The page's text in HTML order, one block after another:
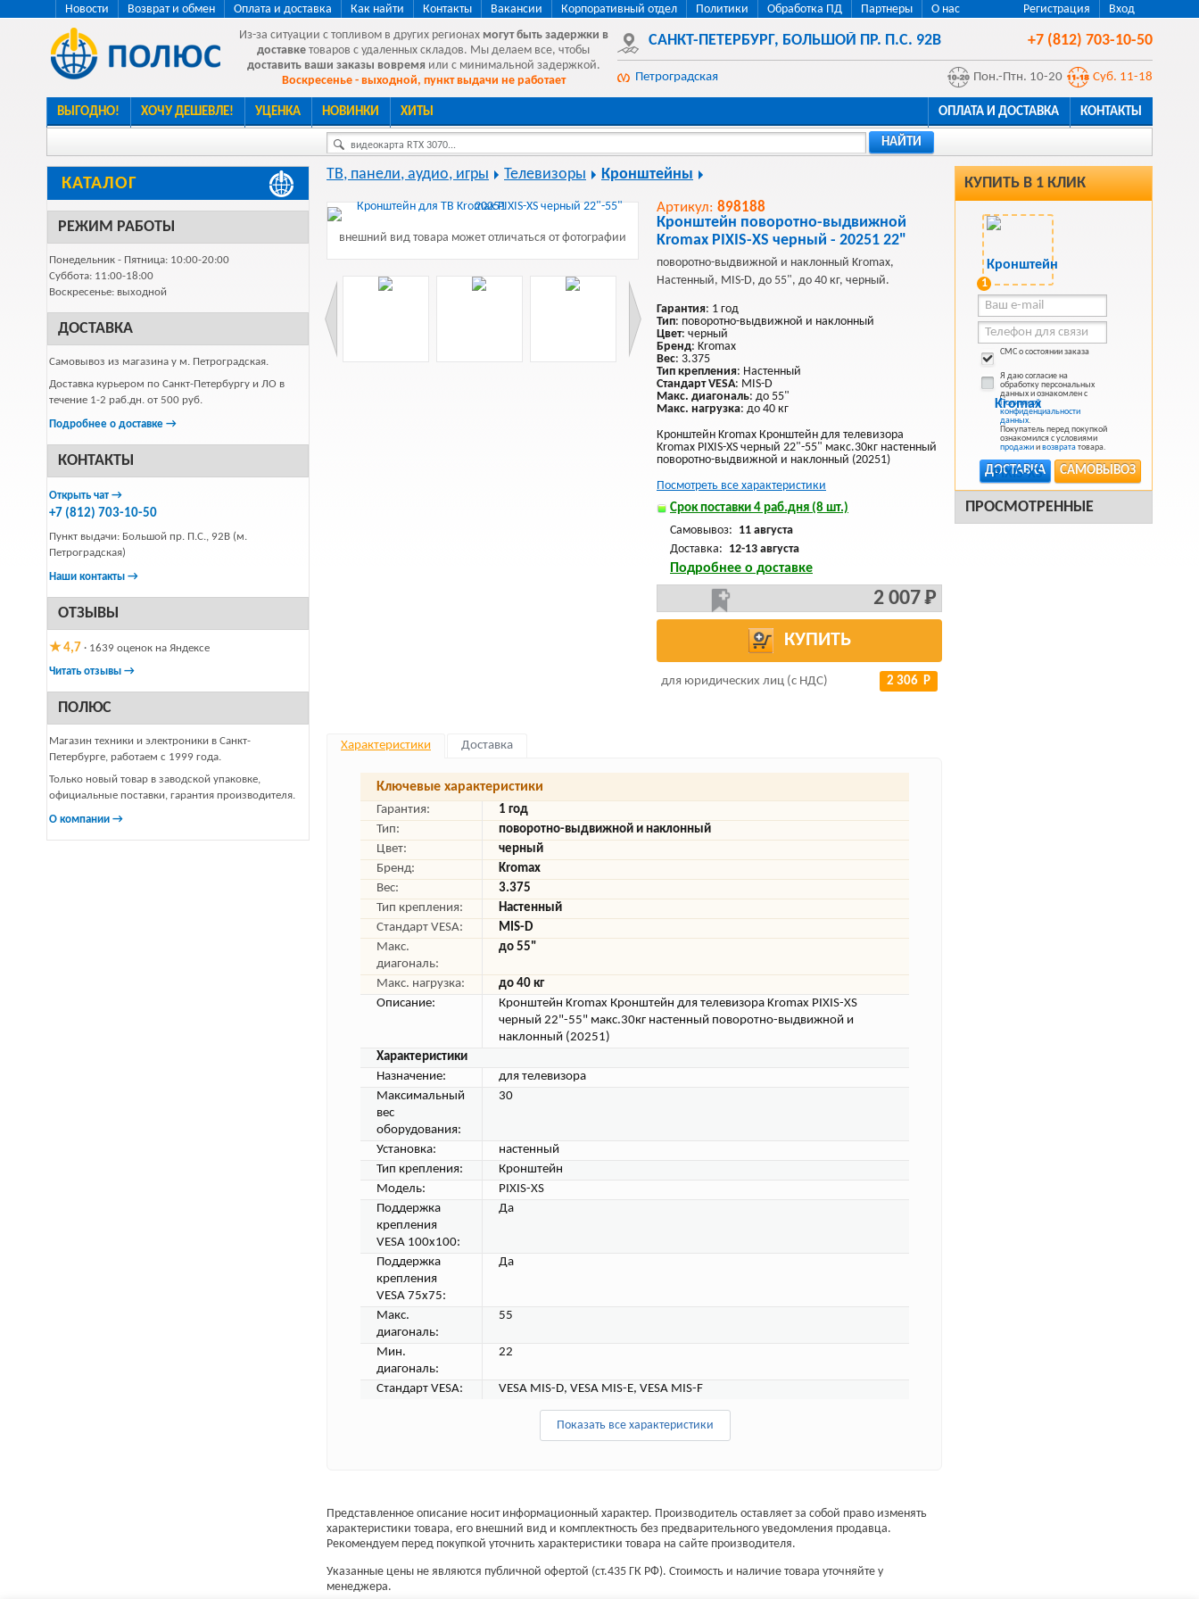
Регистрация Вход
Новости Возврат и обмен Оплата и доставка Как найти Контакты Вакансии Корпоративный отдел Политики Обработка ПД Партнеры
О нас
Из-за ситуации с топливом в других регионах могут быть задержки в
доставке товаров с удаленных складов. Мы делаем все, чтобы
доставить ваши заказы вовремя или с минимальной задержкой.
Воскресенье - выходной, пункт выдачи не работает
САНКТ-ПЕТЕРБУРГ, БОЛЬШОЙ ПР. П.С. 92В +7 (812) 703-10-50
Петроградская Пон.-Птн. 10-20 Суб. 11-18
ВЫГОДНО! ХОЧУ ДЕШЕВЛЕ! УЦЕНКА НОВИНКИ ХИТЫ ОПЛАТА И ДОСТАВКА КОНТАКТЫ
видеокарта RTX 3070... НАЙТИ
КАТАЛОГ
РЕЖИМ РАБОТЫ
Понедельник - Пятница: 10:00-20:00
Суббота: 11:00-18:00
Воскресенье: выходной
ДОСТАВКА
Самовывоз из магазина у м. Петроградская.
Доставка курьером по Санкт-Петербургу и ЛО в
течение 1-2 раб.дн. от 500 руб.
Подробнее о доставке →
КОНТАКТЫ
Открыть чат →
+7 (812) 703-10-50
Пункт выдачи: Большой пр. П.С., 92В (м.
Петроградская)
Наши контакты →
ОТЗЫВЫ
★ 4,7 · 1639 оценок на Яндексе
Читать отзывы →
ПОЛЮС
Магазин техники и электроники в Санкт-
Петербурге, работаем с 1999 года.
Только новый товар в заводской упаковке,
официальные поставки, гарантия производителя.
О компании →
КУПИТЬ В 1 КЛИК
1
СМС о состоянии заказа
Я даю согласие на
обработку персональных
данных и ознакомлен с
Политикой
конфиденциальности
данных.
Покупатель перед покупкой
ознакомился с условиями
продажиивозврататовара.
САМОВЫВОЗ
ДОСТАВКА
ПРОСМОТРЕННЫЕ
ТВ, панели, аудио, игры Телевизоры Кронштейны
внешний вид товара может отличаться от фотографии
Артикул: 898188
Кронштейн поворотно-выдвижной
Kromax PIXIS-XS черный - 20251 22"
поворотно-выдвижной и наклонный Kromax,
Настенный, MIS-D, до 55", до 40 кг, черный.
Гарантия: 1 год
Тип: поворотно-выдвижной и наклонный
Цвет: черный
Бренд: Kromax
Вес: 3.375
Тип крепления: Настенный
Стандарт VESA: MIS-D
Макс. диагональ: до 55"
Макс. нагрузка: до 40 кг
Кронштейн Kromax Кронштейн для телевизора
Kromax PIXIS-XS черный 22"-55" макс.30кг настенный
поворотно-выдвижной и наклонный (20251)
Посмотреть все характеристики
Срок поставки 4 раб.дня (8 шт.)
Самовывоз: 11 августа
Доставка: 12-13 августа
Подробнее о доставке
2 007 Р
КУПИТЬ
для юридических лиц (с НДС) 2 306 Р
Характеристики Доставка
Ключевые характеристики
Гарантия:
1 год
Тип:
поворотно-выдвижной и наклонный
Цвет:
черный
Бренд:
Kromax
Вес:
3.375
Тип крепления:
Настенный
Стандарт VESA:
MIS-D
Макс.
диагональ:
до 55"
Макс. нагрузка:
до 40 кг
Описание:
Кронштейн Kromax Кронштейн для телевизора Kromax PIXIS-XS
черный 22"-55" макс.30кг настенный поворотно-выдвижной и
наклонный (20251)
Характеристики
Назначение:
для телевизора
Максимальный
вес
оборудования:
30
Установка:
настенный
Тип крепления:
Кронштейн
Модель:
PIXIS-XS
Поддержка
крепления
VESA 100х100:
Да
Поддержка
крепления
VESA 75х75:
Да
Макс.
диагональ:
55
Мин.
диагональ:
22
Стандарт VESA: VESA MIS-D, VESA MIS-E, VESA MIS-F
Показать все характеристики
Представленное описание носит информационный характер. Производитель оставляет за собой право изменять
характеристики товара, его внешний вид и комплектность без предварительного уведомления продавца.
Рекомендуем перед покупкой уточнить характеристики товара на сайте производителя.
Указанные цены не являются публичной офертой (ст.435 ГК РФ). Стоимость и наличие товара уточняйте у
менеджера.